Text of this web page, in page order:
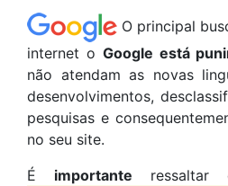
O principal
internet o Google está
não atendam as novas
desenvolvimentos,
pesquisas e
no seu site.
É importante ressaltar